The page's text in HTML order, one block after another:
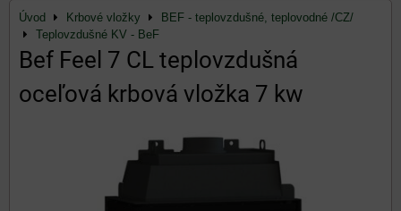
Úvod Krbové vložky
BEF - teplovzdušné, teplovodné /CZ/
Teplovzdušné KV - BeF
Bef Feel 7 CL teplovzdušná
oceľová krbová vložka 7 kw